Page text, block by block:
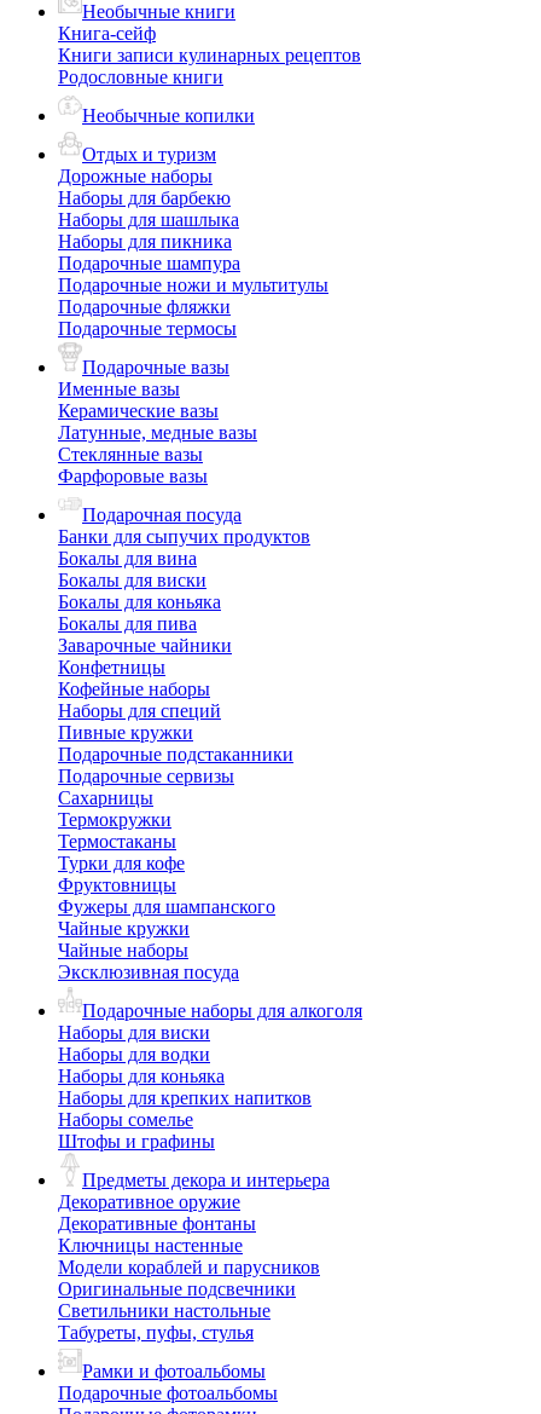
Необычные книги
Книга-сейф
Книги записи кулинарных рецептов
Родословные книги
Необычные копилки
Отдых и туризм
Дорожные наборы
Наборы для барбекю
Наборы для шашлыка
Наборы для пикника
Подарочные шампура
Подарочные ножи и мультитулы
Подарочные фляжки
Подарочные термосы
Подарочные вазы
Именные вазы
Керамические вазы
Латунные, медные вазы
Стеклянные вазы
Фарфоровые вазы
Подарочная посуда
Банки для сыпучих продуктов
Бокалы для вина
Бокалы для виски
Бокалы для коньяка
Бокалы для пива
Заварочные чайники
Конфетницы
Кофейные наборы
Наборы для специй
Пивные кружки
Подарочные подстаканники
Подарочные сервизы
Сахарницы
Термокружки
Термостаканы
Турки для кофе
Фруктовницы
Фужеры для шампанского
Чайные кружки
Чайные наборы
Эксклюзивная посуда
Подарочные наборы для алкоголя
Наборы для виски
Наборы для водки
Наборы для коньяка
Наборы для крепких напитков
Наборы сомелье
Штофы и графины
Предметы декора и интерьера
Декоративное оружие
Декоративные фонтаны
Ключницы настенные
Модели кораблей и парусников
Оригинальные подсвечники
Светильники настольные
Табуреты, пуфы, стулья
Рамки и фотоальбомы
Подарочные фотоальбомы